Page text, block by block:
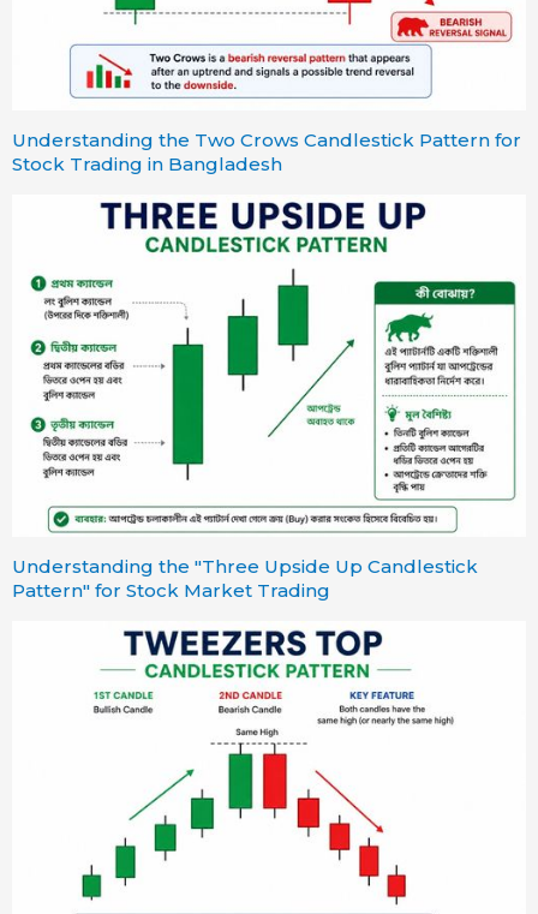
Understanding the Two Crows Candlestick Pattern for
Stock Trading in Bangladesh
Understanding the "Three Upside Up Candlestick
Pattern" for Stock Market Trading